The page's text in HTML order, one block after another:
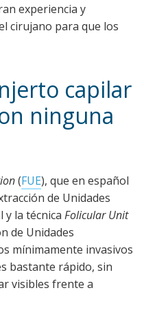
experiencia y
cirujano para que los
capilar
ninguna
(FUE), que en español
de Unidades
y la técnica Folicular Unit
de Unidades
mínimamente invasivos
bastante rápido, sin
visibles frente a